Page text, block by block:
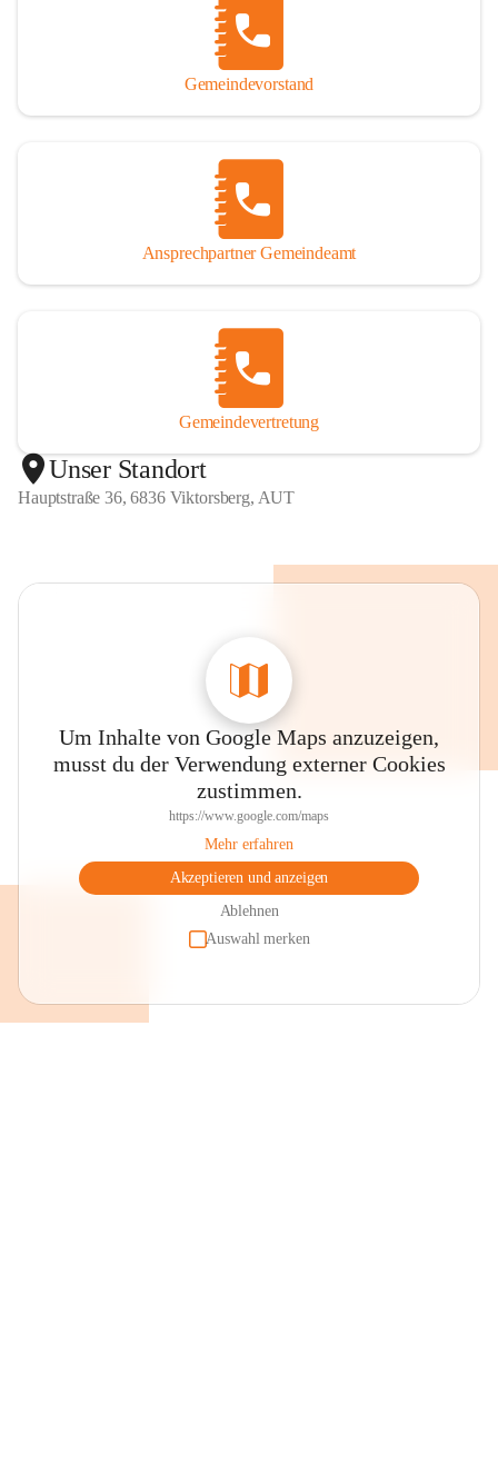
Gemeindevorstand
Ansprechpartner Gemeindeamt
Gemeindevertretung
Unser Standort
Hauptstraße 36, 6836 Viktorsberg, AUT
Um Inhalte von Google Maps anzuzeigen,
musst du der Verwendung externer Cookies
zustimmen.
https://www.google.com/maps
Mehr erfahren
Akzeptieren und anzeigen
Ablehnen
Auswahl merken